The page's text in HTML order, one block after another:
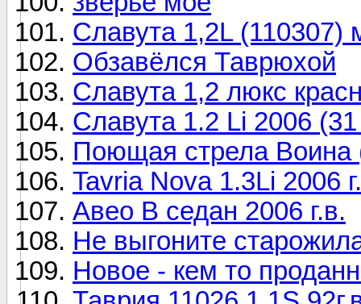
Славута 1,2L (110307)
Обзавёлся Таврюхой
Славута 1,2 люкс
Славута 1.2 Li 2006
Поющая стрела Воина
Tavria Nova 1.3Li 2006
Авео В седан 2006 г.в.
Не выгоните
Новое - кем то